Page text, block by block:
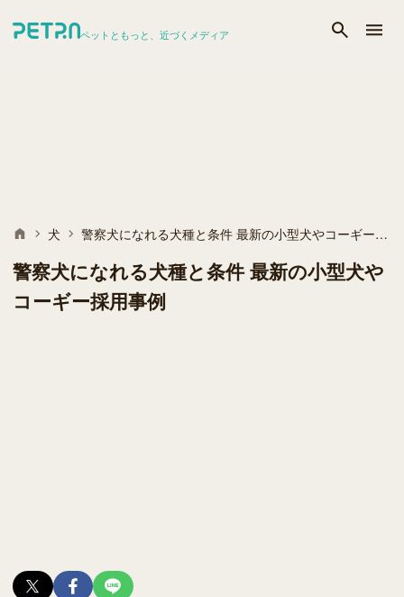
ペットともっと、近づくメディア
犬 警察犬になれる犬種と条件 最新の小型犬やコーギー採用事例
警察犬になれる犬種と条件 最新の小型犬や
コーギー採用事例